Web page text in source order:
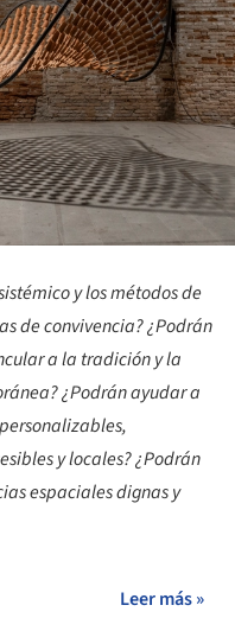
y los métodos de
de convivencia? ¿Podrán
a la tradición y la
¿Podrán ayudar a
y locales? ¿Podrán
espaciales dignas y
Leer más »